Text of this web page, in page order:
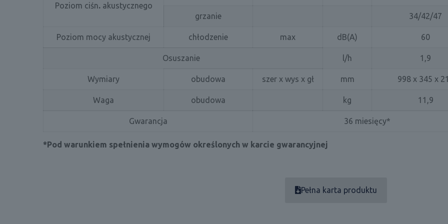
Poziom ciśn. akustycznego
grzanie
34/42/47
Poziom mocy akustycznej chłodzenie max dB(A) 60
Osuszanie l/h 1,9
Wymiary obudowa szer x wys x gł mm 998 x 345 x
Waga obudowa kg 11,9
Gwarancja 36 miesięcy*
*Pod warunkiem spełnienia wymogów określonych w karcie gwarancyjnej
Pełna karta produktu